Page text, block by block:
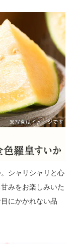
シャリシャリと心
みをお楽しみいた
にかかれない品